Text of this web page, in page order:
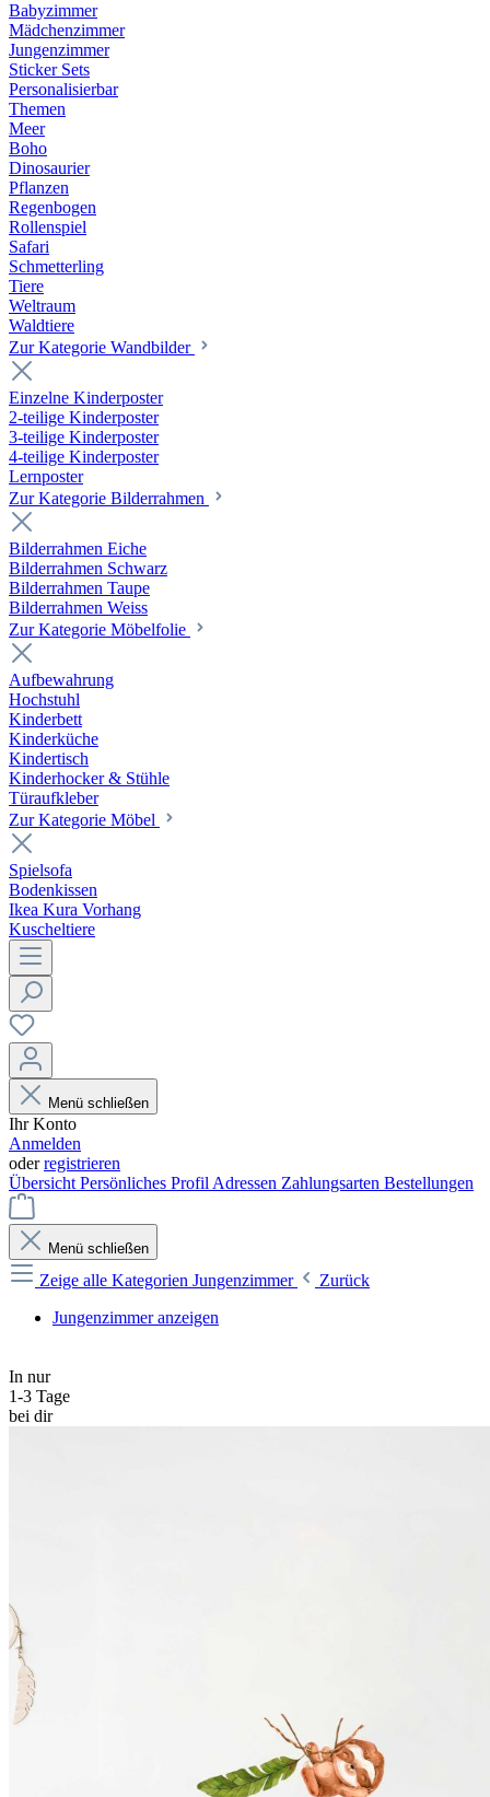
Babyzimmer
Mädchenzimmer
Jungenzimmer
Sticker Sets
Personalisierbar
Themen
Meer
Boho
Dinosaurier
Pflanzen
Regenbogen
Rollenspiel
Safari
Schmetterling
Tiere
Weltraum
Waldtiere
Zur Kategorie Wandbilder
Einzelne Kinderposter
2-teilige Kinderposter
3-teilige Kinderposter
4-teilige Kinderposter
Lernposter
Zur Kategorie Bilderrahmen
Bilderrahmen Eiche
Bilderrahmen Schwarz
Bilderrahmen Taupe
Bilderrahmen Weiss
Zur Kategorie Möbelfolie
Aufbewahrung
Hochstuhl
Kinderbett
Kinderküche
Kindertisch
Kinderhocker & Stühle
Türaufkleber
Zur Kategorie Möbel
Spielsofa
Bodenkissen
Ikea Kura Vorhang
Kuscheltiere
Menü schließen
Ihr Konto
Anmelden
oderregistrieren
Übersicht Persönliches Profil Adressen Zahlungsarten Bestellungen
Menü schließen
Zeige alle Kategorien Jungenzimmer
Zurück
Jungenzimmer anzeigen
In nur
1-3 Tage
bei dir